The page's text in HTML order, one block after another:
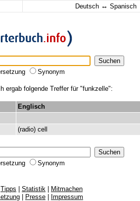
Deutsch ↔ Spanisch
Synonym
ergab folgende Treffer für "funkzelle":
Englisch
(radio) cell
Synonym
Tipps Statistik
Mitmachen
Presse Impressum